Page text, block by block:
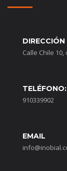
Calle Chile
TELÉFONO:
910339902
EMAIL